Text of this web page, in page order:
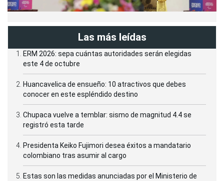
Las más leídas
ERM 2026: sepa cuántas autoridades serán elegidas
este 4 de octubre
Huancavelica de ensueño: 10 atractivos que debes
conocer en este espléndido destino
Chupaca vuelve a temblar: sismo de magnitud 4.4 se
registró esta tarde
Presidenta Keiko Fujimori desea éxitos a mandatario
colombiano tras asumir al cargo
Estas son las medidas anunciadas por el Ministerio de